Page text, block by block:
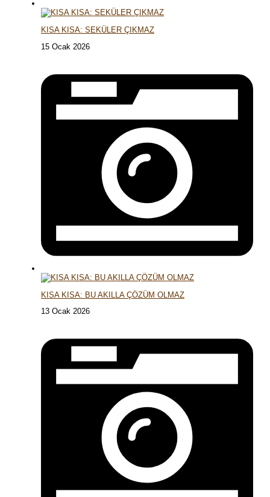
KISA KISA: SEKÜLER ÇIKMAZ
15 Ocak 2026
KISA KISA: BU AKILLA ÇÖZÜM OLMAZ
13 Ocak 2026